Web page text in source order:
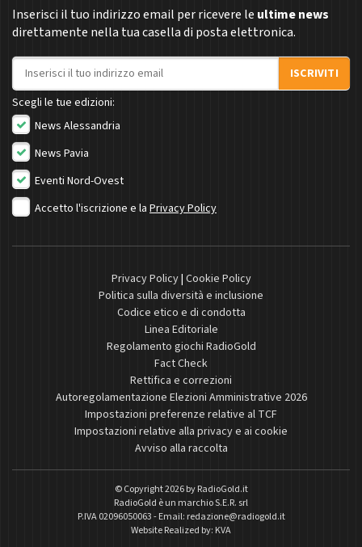
Inserisci il tuo indirizzo email per ricevere le ultime news
direttamente nella tua casella di posta elettronica.
Indirizzo email
ISCRIVITI
Scegli le tue edizioni:
News Alessandria
News Pavia
Eventi Nord-Ovest
Accetto l'iscrizione e la Privacy Policy
Privacy Policy| Cookie Policy
Politica sulla diversità e inclusione
Codice etico e di condotta
Linea Editoriale
Regolamento giochi RadioGold
Fact Check
Rettifica e correzioni
Autoregolamentazione Elezioni Amministrative 2026
Impostazioni preferenze relative al TCF
Impostazioni relative alla privacy e ai cookie
Avviso alla raccolta
© Copyright 2026 byRadioGold.it
RadioGold è un marchio S.E.R. srl
P.IVA 02096050063 - Email: redazione@radiogold.it
Website Realized by: KVA